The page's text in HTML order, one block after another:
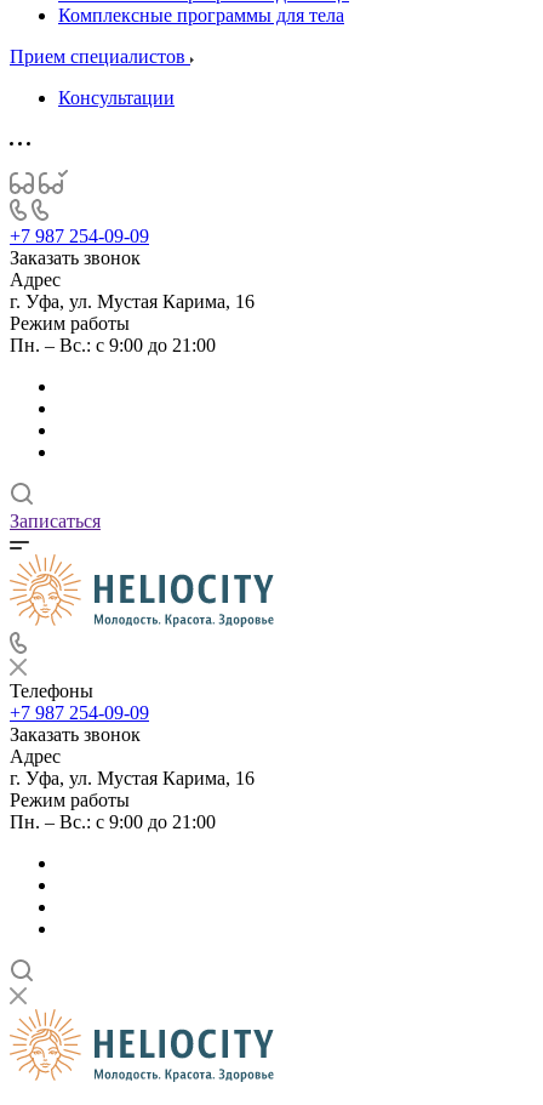
Комплексные программы для тела
Прием специалистов
Консультации
+7 987 254-09-09
Заказать звонок
Адрес
г. Уфа, ул. Мустая Карима, 16
Режим работы
Пн. – Вс.: с 9:00 до 21:00
Записаться
Телефоны
+7 987 254-09-09
Заказать звонок
Адрес
г. Уфа, ул. Мустая Карима, 16
Режим работы
Пн. – Вс.: с 9:00 до 21:00